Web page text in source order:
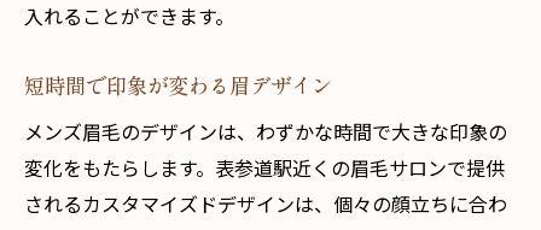
入れることができます。
短時間で印象が変わる眉デザイン
メンズ眉毛のデザインは、わずかな時間で大きな印象の
変化をもたらします。表参道駅近くの眉毛サロンで提供
されるカスタマイズドデザインは、個々の顔立ちに合わ